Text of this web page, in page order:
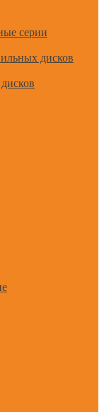
серии
дисков